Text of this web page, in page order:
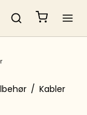
/ Kabler